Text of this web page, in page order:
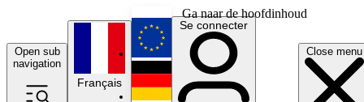
Ga naar de hoofdinhoud
Open sub
navigation
Close menu
Français
English
Deutsch
Se connecter